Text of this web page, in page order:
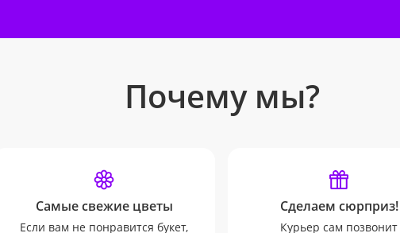
Почему мы?
Самые свежие цветы
Если вам не понравится букет,
Сделаем сюрприз!
Курьер сам позвонит